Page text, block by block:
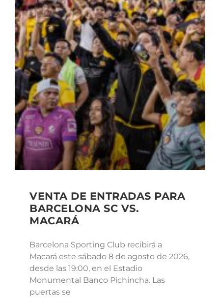
VENTA DE ENTRADAS PARA
BARCELONA SC VS.
MACARÁ
Barcelona Sporting Club recibirá a
Macará este sábado 8 de agosto de 2026,
desde las 19:00, en el Estadio
Monumental Banco Pichincha. Las
puertas se